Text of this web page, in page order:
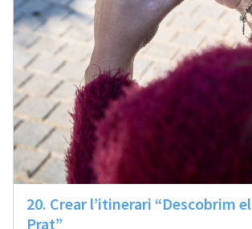
20. Crear l’itinerari “Descobrim el
Prat”